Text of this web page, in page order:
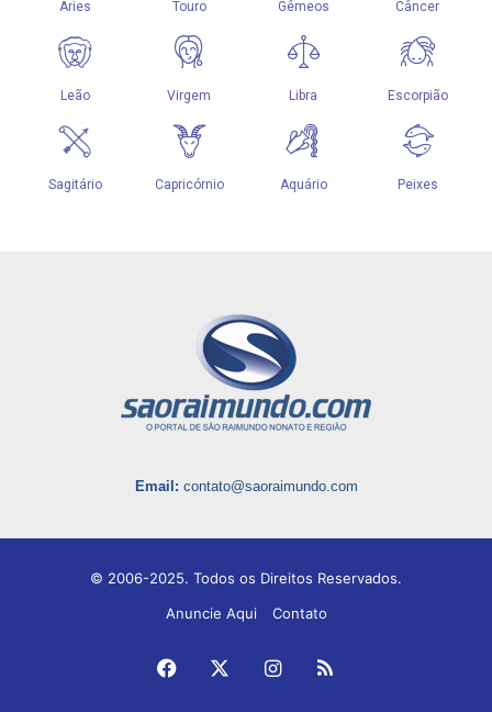
Email: contato@saoraimundo.com
© 2006-2025. Todos os Direitos Reservados.
Anuncie Aqui
Contato
Facebook Instagram
RSS